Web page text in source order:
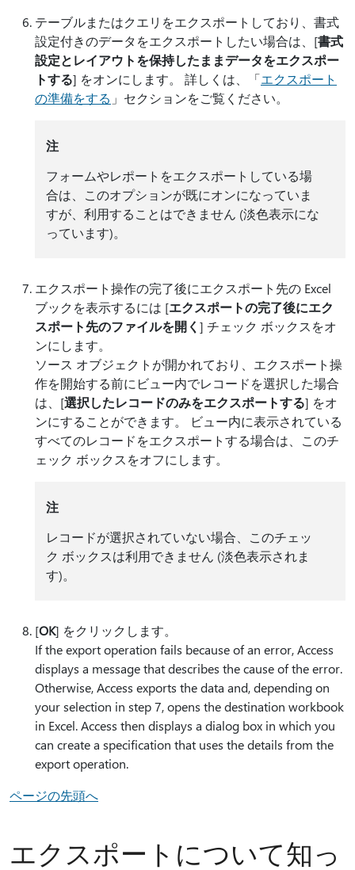
テーブルまたはクエリをエクスポートしており、書式
設定付きのデータをエクスポートしたい場合は、[書式
設定とレイアウトを保持したままデータをエクスポー
トする] をオンにします。 詳しくは、「エクスポート
の準備をする 」セクションをご覧ください。
注
フォームやレポートをエクスポートしている場
合は、このオプションが既にオンになっていま
すが、利用することはできません (淡色表示にな
っています)。
エクスポート操作の完了後にエクスポート先の Excel
ブックを表示するには [エクスポートの完了後にエク
スポート先のファイルを開く ] チェック ボックスをオ
ンにします。
ソース オブジェクトが開かれており、エクスポート操
作を開始する前にビュー内でレコードを選択した場合
は、[選択したレコードのみをエクスポートする] をオ
ンにすることができます。 ビュー内に表示されている
すべてのレコードをエクスポートする場合は、このチ
ェック ボックスをオフにします。
注
レコードが選択されていない場合、このチェッ
ク ボックスは利用できません (淡色表示されま
す)。
[OK] をクリックします。
If the export operation fails because of an error, Access
displays a message that describes the cause of the error.
Otherwise, Access exports the data and, depending on
your selection in step 7, opens the destination workbook
in Excel. Access then displays a dialog box in which you
can create a specification that uses the details from the
export operation.
ページの先頭へ
エクスポートについて知っ